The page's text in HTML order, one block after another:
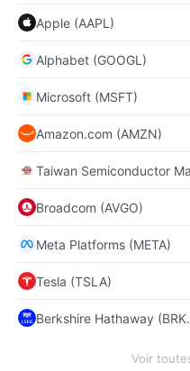
Apple (AAPL)
Alphabet (GOOGL)
Microsoft (MSFT)
Amazon.com (AMZN)
Taiwan Semiconductor
Broadcom (AVGO)
Meta Platforms (META)
Tesla (TSLA)
Berkshire Hathaway
Voir